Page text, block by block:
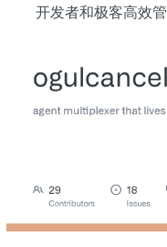
开发者和极客高效